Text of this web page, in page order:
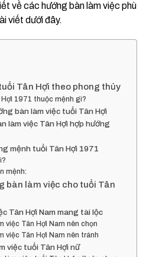
về các hướng bàn làm việc phù
viết dưới đây.
Tân Hợi theo phong thủy
1971 thuộc mệnh gì?
bàn làm việc tuổi Tân Hợi
làm việc Tân Hợi hợp hướng
mệnh tuổi Tân Hợi 1971
mệnh:
bàn làm việc cho tuổi Tân
Tân Hợi Nam mang tài lộc
việc Tân Hợi Nam nên chọn
việc Tân Hợi Nam nên tránh
việc tuổi Tân Hợi nữ